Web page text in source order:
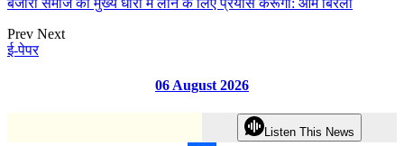
Prev Next
ई-पेपर
06 August 2026
Listen This News